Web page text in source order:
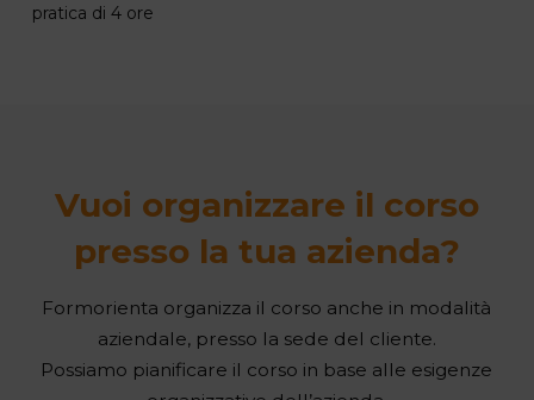
pratica di 4 ore
Vuoi organizzare il corso
presso la tua azienda?
Formorienta organizza il corso anche in modalità
aziendale, presso la sede del cliente.
Possiamo pianificare il corso in base alle esigenze